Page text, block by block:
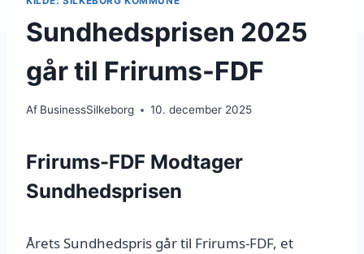
Sundhedsprisen 2025
går til Frirums-FDF
Af BusinessSilkeborg 10. december 2025
Frirums-FDF Modtager
Sundhedsprisen
Årets Sundhedspris går til Frirums-FDF, et